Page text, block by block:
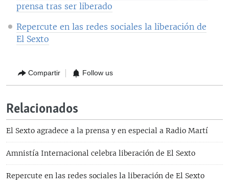
prensa tras ser liberado
Repercute en las redes sociales la liberación de
El Sexto
Compartir Follow us
Relacionados
El Sexto agradece a la prensa y en especial a Radio Martí
Amnistía Internacional celebra liberación de El Sexto
Repercute en las redes sociales la liberación de El Sexto